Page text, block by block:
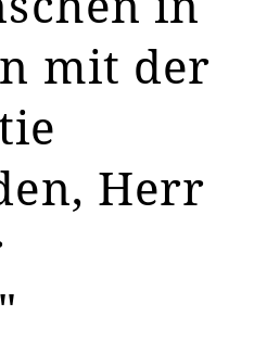
mit der
Herr